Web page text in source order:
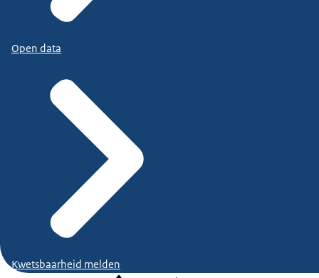
Open data
Kwetsbaarheid melden